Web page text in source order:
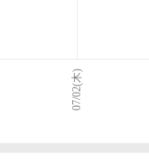
07/02(木)